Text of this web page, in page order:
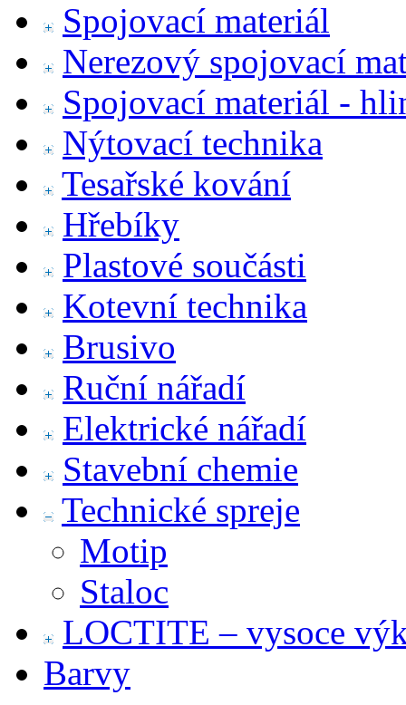
Spojovací materiál
Nerezový spojovací
Spojovací materiál -
Nýtovací technika
Tesařské kování
Hřebíky
Plastové součásti
Kotevní technika
Brusivo
Ruční nářadí
Elektrické nářadí
Stavební chemie
Technické spreje
Motip
Staloc
LOCTITE – vysoce
Barvy